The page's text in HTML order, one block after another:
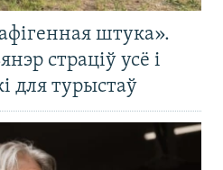
штука».
страціў усё і
для турыстаў